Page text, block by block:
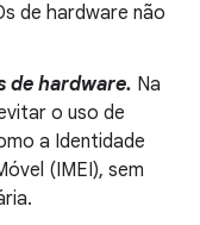
de hardware não
de hardware. Na
o uso de
a Identidade
(IMEI), sem